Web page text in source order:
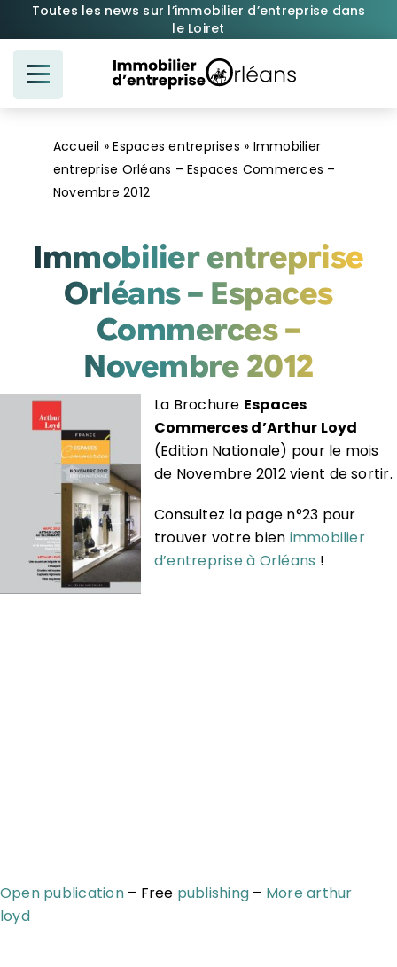
Passer
contenu
Toutes les news sur l’immobilier d’entreprise dans
le Loiret
Accueil »Espaces entreprises » Immobilier
entreprise Orléans – Espaces Commerces –
Novembre 2012
Immobilier entreprise
Orléans – Espaces
Commerces –
Novembre 2012
La Brochure Espaces
Commerces d’Arthur Loyd
(Edition Nationale) pour le mois
de Novembre 2012 vient de sortir.
Consultez la page n°23 pour
trouver votre bien immobilier
d’entreprise à Orléans !
Open publication– Free publishing – More arthur
loyd